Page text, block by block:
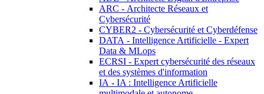
ARC - Architecte Réseaux et
Cybersécurité
CYBER2 - Cybersécurité et Cyberdéfense
DATA - Intelligence Artificielle - Expert
Data & MLops
ECRSI - Expert cybersécurité des réseaux
et des systèmes d'information
IA - IA : Intelligence Artificielle